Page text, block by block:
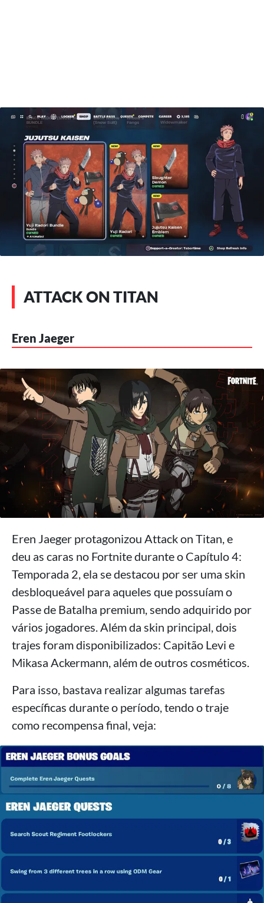
ATTACK ON TITAN
Eren Jaeger
Eren Jaeger protagonizou Attack on Titan, e
deu as caras no Fortnite durante o Capítulo 4:
Temporada 2, ela se destacou por ser uma skin
desbloqueável para aqueles que possuíam o
Passe de Batalha premium, sendo adquirido por
vários jogadores. Além da skin principal, dois
trajes foram disponibilizados: Capitão Levi e
Mikasa Ackermann, além de outros cosméticos.
Para isso, bastava realizar algumas tarefas
específicas durante o período, tendo o traje
como recompensa final, veja: